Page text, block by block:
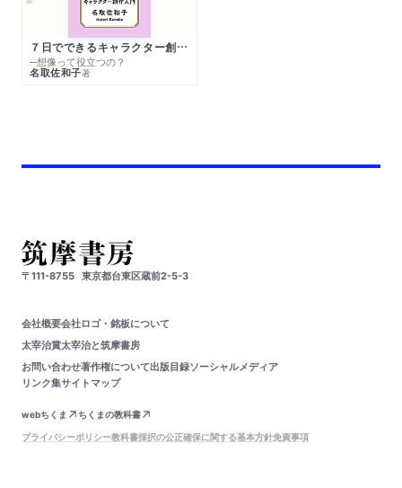
７日でできるキャラクター創作入門
─想像って役立つの？
名取佐和子著
〒111-8755 東京都台東区蔵前2-5-3
会社概要会社ロゴ・銘板について
太宰治賞太宰治と筑摩書房
お問い合わせ著作権について出版目録ソーシャルメディア
リンク集サイトマップ
webちくま
ちくまの教科書
プライバシーポリシー教科書採択の公正確保に関する基本方針免責事項